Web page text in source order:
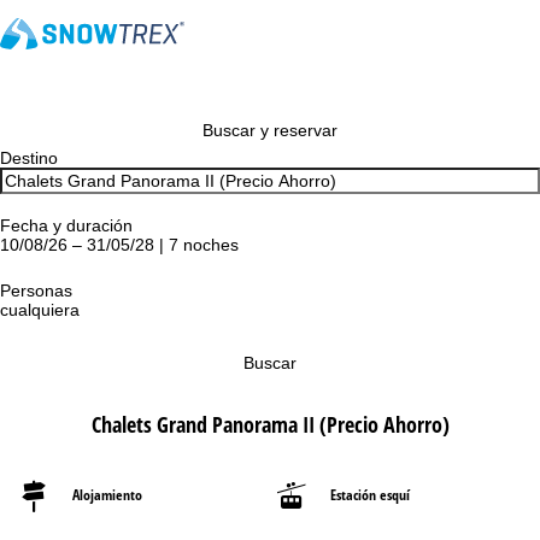
Buscar y reservar
Destino
Fecha y duración
10/08/26 – 31/05/28 | 7 noches
Personas
cualquiera
Buscar
Chalets Grand Panorama II (Precio Ahorro)
Alojamiento Estación esquí